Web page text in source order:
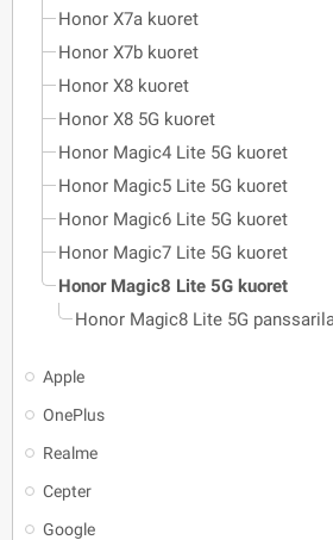
Honor X7a kuoret
Honor X7b kuoret
Honor X8 kuoret
Honor X8 5G kuoret
Honor Magic4 Lite 5G kuoret
Honor Magic5 Lite 5G kuoret
Honor Magic6 Lite 5G kuoret
Honor Magic7 Lite 5G kuoret
Honor Magic8 Lite 5G kuoret
Honor Magic8 Lite 5G
Apple
OnePlus
Realme
Cepter
Google